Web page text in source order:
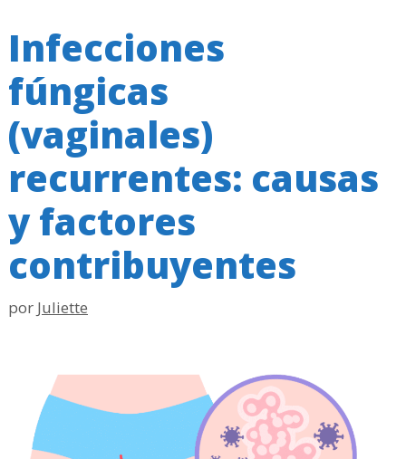
Infecciones
fúngicas
(vaginales)
recurrentes: causas
y factores
contribuyentes
por Juliette